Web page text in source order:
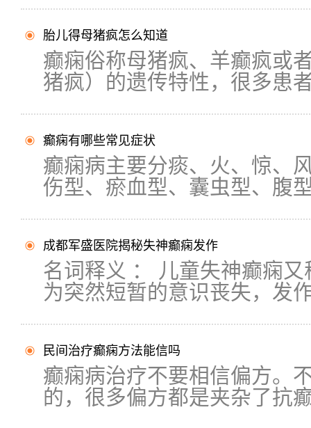
胎儿得母猪疯怎么知道
癫痫俗称母猪疯、羊癫疯或
猪疯）的遗传特性，很多患
癫痫有哪些常见症状
癫痫病主要分痰、火、惊、
伤型、瘀血型、囊虫型、腹
成都军盛医院揭秘失神癫痫发作
名词释义 ： 儿童失神癫痫
为突然短暂的意识丧失，发
民间治疗癫痫方法能信吗
癫痫病治疗不要相信偏方。
的，很多偏方都是夹杂了抗